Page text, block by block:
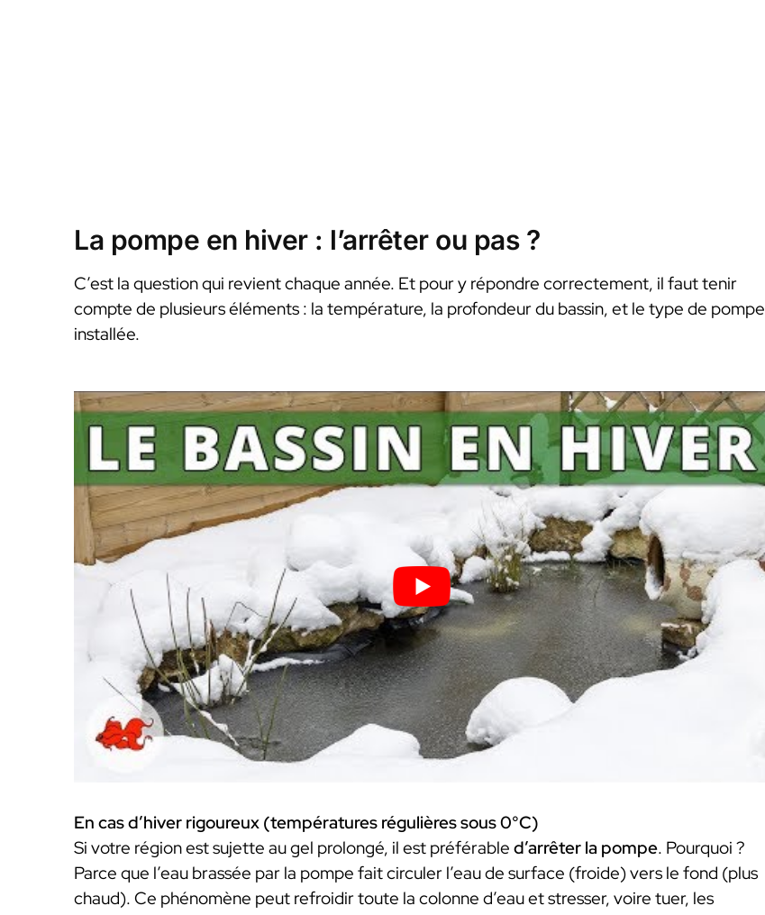
La pompe en hiver : l’arrêter ou pas ?
C’est la question qui revient chaque année. Et pour y répondre correctement, il faut tenir
compte de plusieurs éléments : la température, la profondeur du bassin, et le type de pompe
installée.
En cas d’hiver rigoureux (températures régulières sous 0°C)
Si votre région est sujette au gel prolongé, il est préférable d’arrêter la pompe. Pourquoi ?
Parce que l’eau brassée par la pompe fait circuler l’eau de surface (froide) vers le fond (plus
chaud). Ce phénomène peut refroidir toute la colonne d’eau et stresser, voire tuer, les